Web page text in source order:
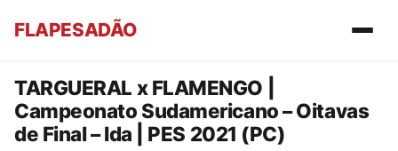
FLAPESADÃO
TARGUERAL x FLAMENGO |
Campeonato Sudamericano – Oitavas
de Final – Ida | PES 2021 (PC)